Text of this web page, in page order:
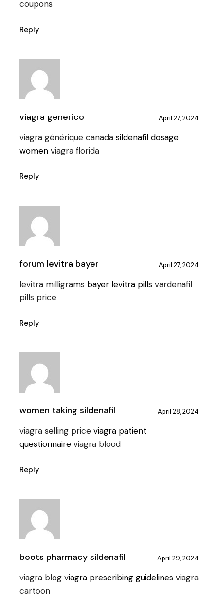
coupons
Reply
viagra generico April 27, 2024
viagra générique canada sildenafil dosage
women viagra florida
Reply
forum levitra bayer April 27, 2024
levitra milligrams bayer levitra pills vardenafil
pills price
Reply
women taking sildenafil April 28, 2024
viagra selling price viagra patient
questionnaire viagra blood
Reply
boots pharmacy sildenafil April 29, 2024
viagra blog viagra prescribing guidelines viagra
cartoon